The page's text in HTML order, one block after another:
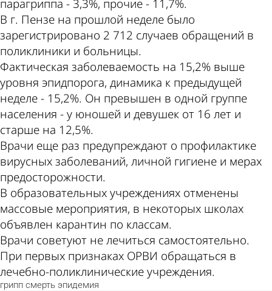
парагриппа - 3,3%, прочие - 11,7%.
В г. Пензе на прошлой неделе было
зарегистрировано 2 712 случаев обращений в
поликлиники и больницы.
Фактическая заболеваемость на 15,2% выше
уровня эпидпорога, динамика к предыдущей
неделе - 15,2%. Он превышен в одной группе
населения - у юношей и девушек от 16 лет и
старше на 12,5%.
Врачи еще раз предупреждают о профилактике
вирусных заболеваний, личной гигиене и мерах
предосторожности.
В образовательных учреждениях отменены
массовые мероприятия, в некоторых школах
объявлен карантин по классам.
Врачи советуют не лечиться самостоятельно.
При первых признаках ОРВИ обращаться в
лечебно-поликлинические учреждения.
грипп смерть эпидемия